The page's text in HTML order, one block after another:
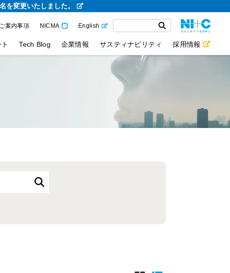
を変更いたしました。
案内事項 NICMA English
Tech Blog 企業情報 サスティナビリティ 採用情報